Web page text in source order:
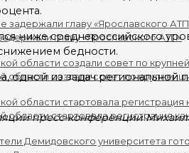
главу «Ярославского АТП»
области создали совет по
области стартовала регистрация
ниже среднероссийского
бедности.
одной из задач региональной
пресс-конференции